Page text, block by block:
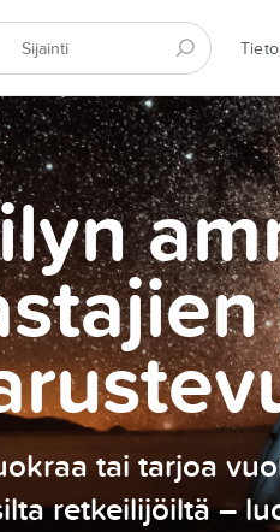
tai tarjoa
retkeilijöiltä –